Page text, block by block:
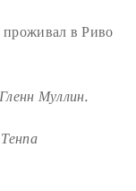
в Риво
Муллин.